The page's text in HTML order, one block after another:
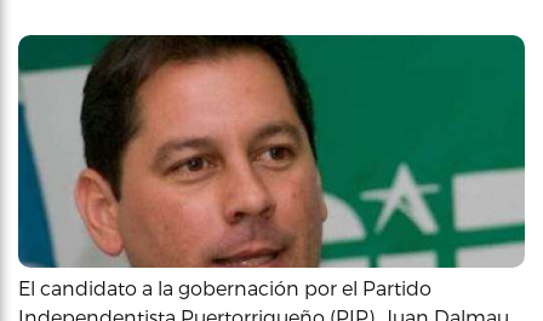
El candidato a la gobernación por el Partido